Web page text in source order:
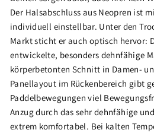
Der Halsabschluss aus Neopren ist
individuell einstellbar. Unter den
Markt sticht er auch optisch hervor:
entwickelte, besonders dehnfähige
körperbetonten Schnitt in Damen-
Panellayout im Rückenbereich gibt
Paddelbewegungen viel
Anzug durch das sehr dehnfähige
extrem komfortabel. Bei kalten